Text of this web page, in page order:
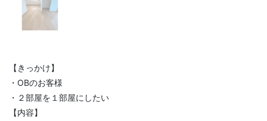
【きっかけ】
・OBのお客様
・２部屋を１部屋にしたい
【内容】